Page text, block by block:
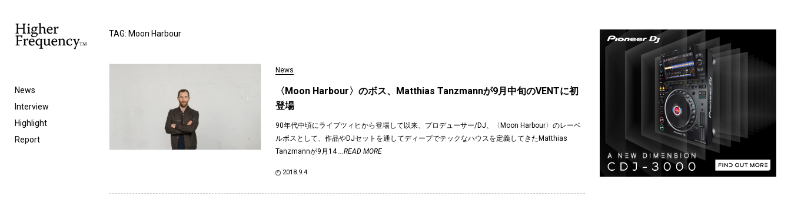
News
Interview
Highlight
Report
TAG: Moon Harbour
News
〈Moon Harbour〉のボス、Matthias Tanzmannが9月中旬のVENTに初
登場
90年代中頃にライプツィヒから登場して以来、プロデューサー/DJ、〈Moon Harbour〉のレーベ
ルボスとして、作品やDJセットを通してディープでテックなハウスを定義してきたMatthias
Tanzmannが9月14...READ MORE
2018.9.4